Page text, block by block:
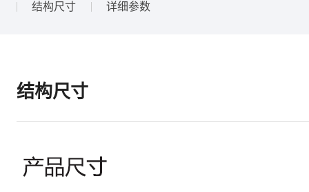
结构尺寸 详细参数
结构尺寸